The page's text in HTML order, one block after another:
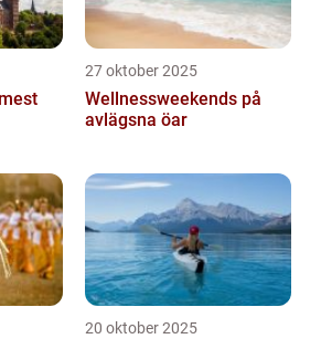
27 oktober 2025
Wellnessweekends på
avlägsna öar
20 oktober 2025